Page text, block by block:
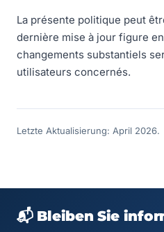
La présente politique peut
dernière mise à jour figure
changements substantiels
utilisateurs concernés.
Letzte Aktualisierung: April 2026.
📬 Bleiben Sie